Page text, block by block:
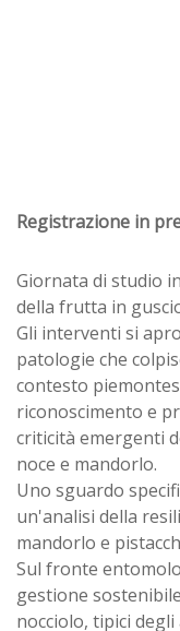
Registrazione in
Giornata di studio
della frutta in
Gli interventi si
patologie che
contesto
riconoscimento e
criticità emergenti
noce e mandorlo.
Uno sguardo
un'analisi della
mandorlo e
Sul fronte
gestione
nocciolo, tipici